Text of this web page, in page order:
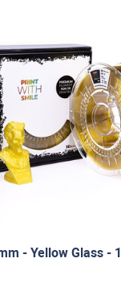
- Yellow Glass -